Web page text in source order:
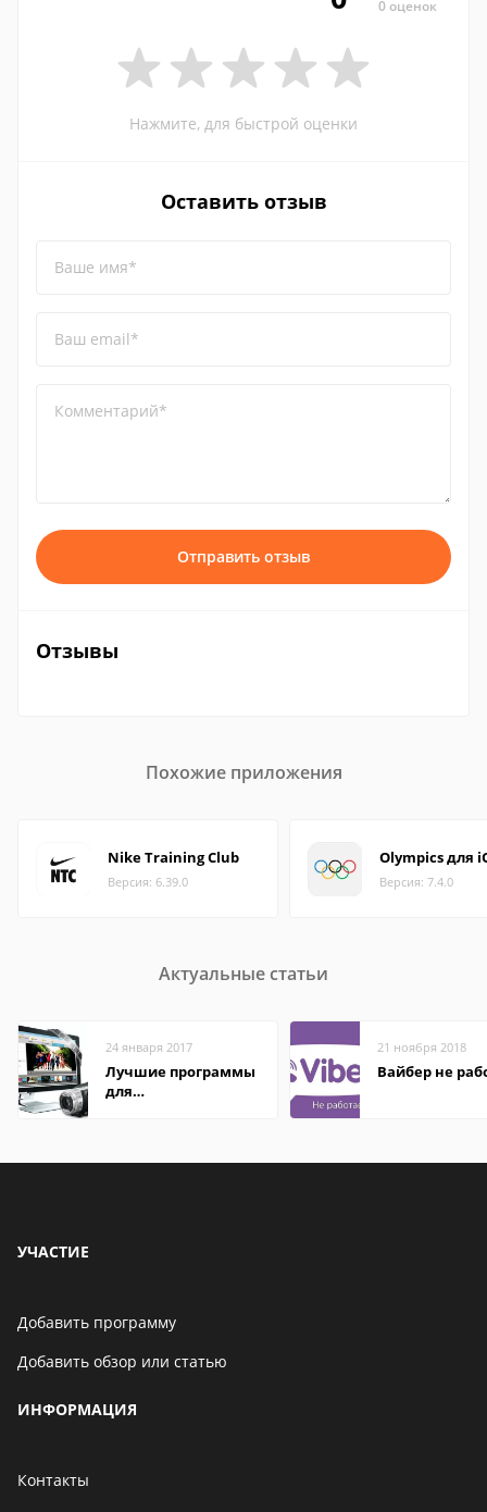
0 оценок
Нажмите, для быстрой оценки
Оставить отзыв
Ваше имя*
Ваш email*
Комментарий*
Отправить отзыв
Отзывы
Похожие приложения
Nike Training Club
Версия: 6.39.0
Olympics для
Версия: 7.4.0
Актуальные статьи
24 января 2017
Лучшие программы
для
21 ноября 2018
Вайбер не
УЧАСТИЕ
Добавить программу
Добавить обзор или статью
ИНФОРМАЦИЯ
Контакты